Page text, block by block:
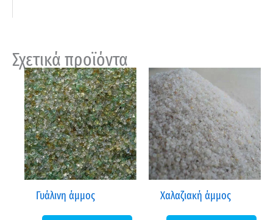
Σχετικά προϊόντα
Γυάλινη άμμος Χαλαζιακή άμμος